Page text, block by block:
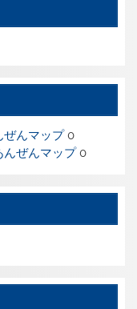
ぜんマップ0
んぜんマップ0